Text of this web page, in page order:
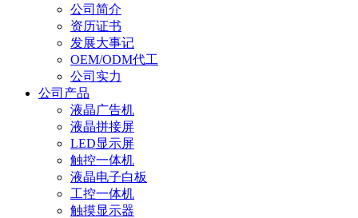
公司简介
资历证书
发展大事记
OEM/ODM代工
公司实力
公司产品
液晶广告机
液晶拼接屏
LED显示屏
触控一体机
液晶电子白板
工控一体机
触摸显示器